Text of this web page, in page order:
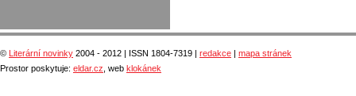
© Literární novinky 2004 - 2012 | ISSN 1804-7319 | redakce
mapa stránek
Prostor poskytuje: eldar.cz , web klokánek